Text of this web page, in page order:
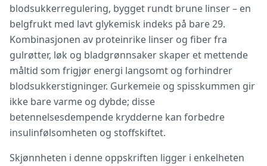
blodsukkerregulering, bygget rundt brune linser – en
belgfrukt med lavt glykemisk indeks på bare 29.
Kombinasjonen av proteinrike linser og fiber fra
gulrøtter, løk og bladgrønnsaker skaper et mettende
måltid som frigjør energi langsomt og forhindrer
blodsukkerstigninger. Gurkemeie og spisskummen gir
ikke bare varme og dybde; disse
betennelsesdempende krydderne kan forbedre
insulinfølsomheten og stoffskiftet.
Skjønnheten i denne oppskriften ligger i enkelheten